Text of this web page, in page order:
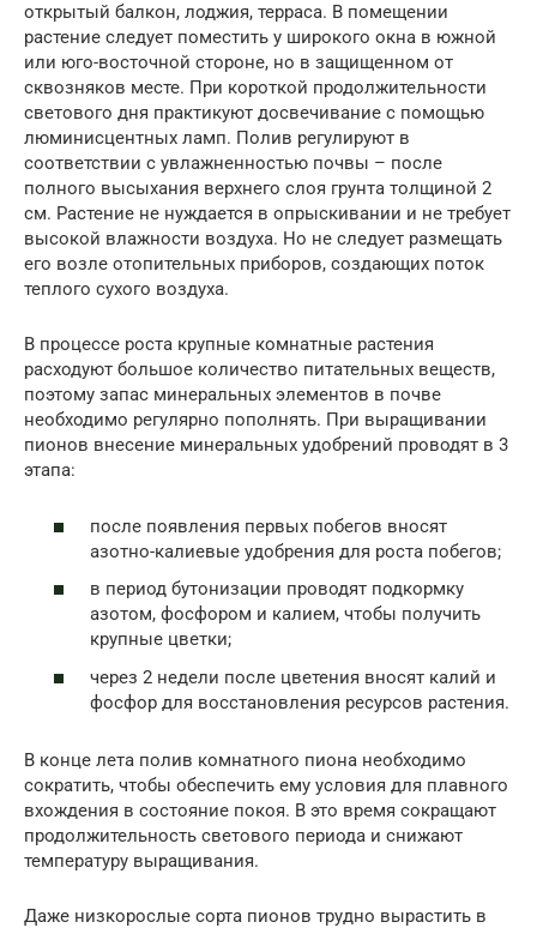
открытый балкон, лоджия, терраса. В помещении
растение следует поместить у широкого окна в южной
или юго-восточной стороне, но в защищенном от
сквозняков месте. При короткой продолжительности
светового дня практикуют досвечивание с помощью
люминисцентных ламп. Полив регулируют в
соответствии с увлажненностью почвы – после
полного высыхания верхнего слоя грунта толщиной 2
см. Растение не нуждается в опрыскивании и не требует
высокой влажности воздуха. Но не следует размещать
его возле отопительных приборов, создающих поток
теплого сухого воздуха.
В процессе роста крупные комнатные растения
расходуют большое количество питательных веществ,
поэтому запас минеральных элементов в почве
необходимо регулярно пополнять. При выращивании
пионов внесение минеральных удобрений проводят в 3
этапа:
после появления первых побегов вносят
азотно-калиевые удобрения для роста побегов;
в период бутонизации проводят подкормку
азотом, фосфором и калием, чтобы получить
крупные цветки;
через 2 недели после цветения вносят калий и
фосфор для восстановления ресурсов растения.
В конце лета полив комнатного пиона необходимо
сократить, чтобы обеспечить ему условия для плавного
вхождения в состояние покоя. В это время сокращают
продолжительность светового периода и снижают
температуру выращивания.
Даже низкорослые сорта пионов трудно вырастить в